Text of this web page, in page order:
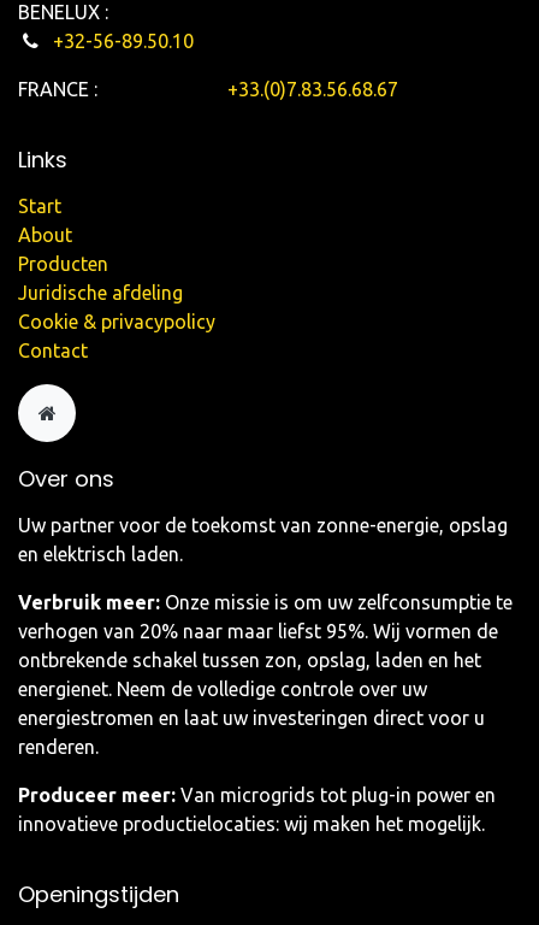
BENELUX :
+32-56-89.50.10
FRANCE : +33.(0)7.83.56.68.67
Links
Start
About
Producten
Juridische afdeling
Cookie & privacypolicy
Contact
Over ons
Uw partner voor de toekomst van zonne-energie, opslag
en elektrisch laden.
Verbruik meer: Onze missie is om uw zelfconsumptie te
verhogen van 20% naar maar liefst 95%. Wij vormen de
ontbrekende schakel tussen zon, opslag, laden en het
energienet. Neem de volledige controle over uw
energiestromen en laat uw investeringen direct voor u
renderen.
Produceer meer: Van microgrids tot plug-in power en
innovatieve productielocaties: wij maken het mogelijk.
Openingstijden